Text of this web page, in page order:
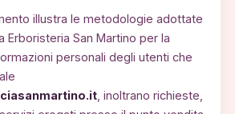
illustra le metodologie adottate
Erboristeria San Martino per la
personali degli utenti che
, inoltrano richieste,